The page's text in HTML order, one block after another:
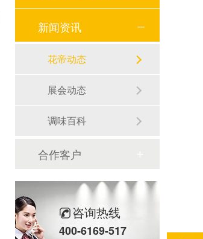
新闻资讯
花帝动态
展会动态
调味百科
合作客户
咨询热线
400-6169-517